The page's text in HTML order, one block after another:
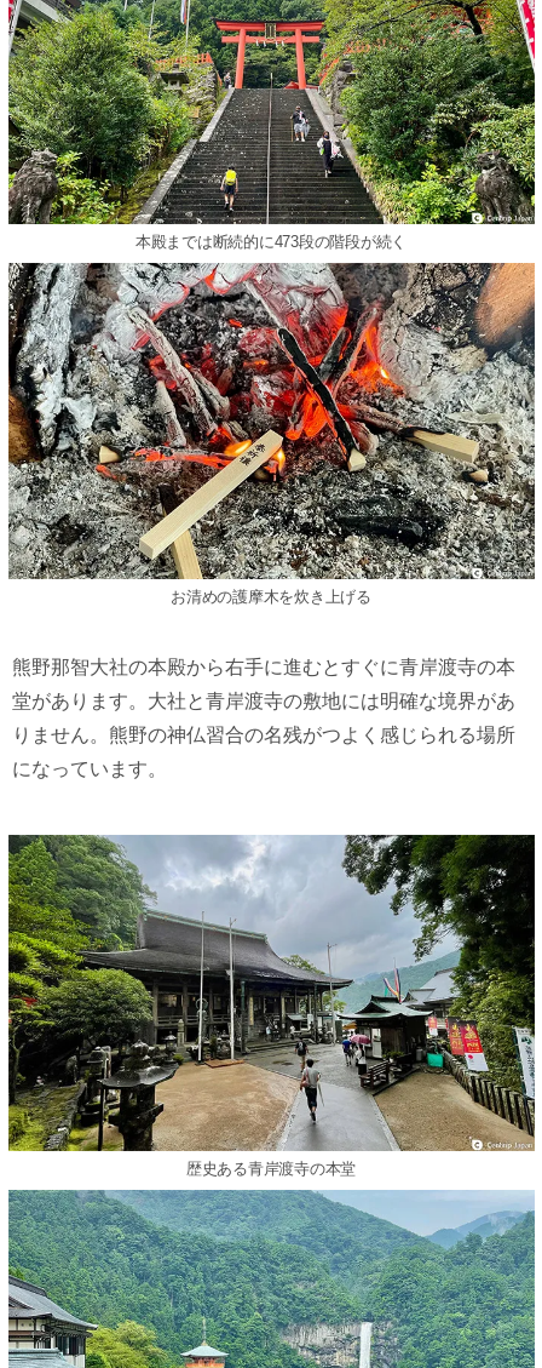
本殿までは断続的に473段の階段が続く
お清めの護摩木を炊き上げる
熊野那智大社の本殿から右手に進むとすぐに青岸渡寺の本
堂があります。大社と青岸渡寺の敷地には明確な境界があ
りません。熊野の神仏習合の名残がつよく感じられる場所
になっています。
歴史ある青岸渡寺の本堂